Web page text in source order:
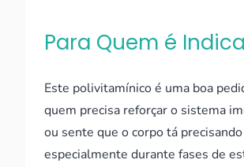
Para Quem é
Este polivitamínico é uma boa
quem precisa reforçar o sistema
ou sente que o corpo tá
especialmente durante fases de